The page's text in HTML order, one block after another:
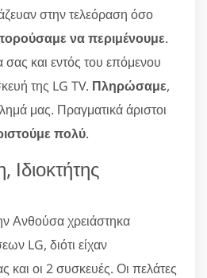
στην τελεόραση όσο
να περιμένουμε.
σας και εντός του επόμενου
της LG TV. Πληρώσαμε,
μας. Πραγματικά άριστοι
πολύ.
Ανθούσα χρειάστηκα
LG, διότι είχαν
οι 2 συσκευές. Οι πελάτες